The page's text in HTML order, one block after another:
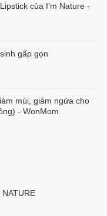
của I'm Nature -
gấp gọn
mùi, giảm ngứa cho
- WonMom